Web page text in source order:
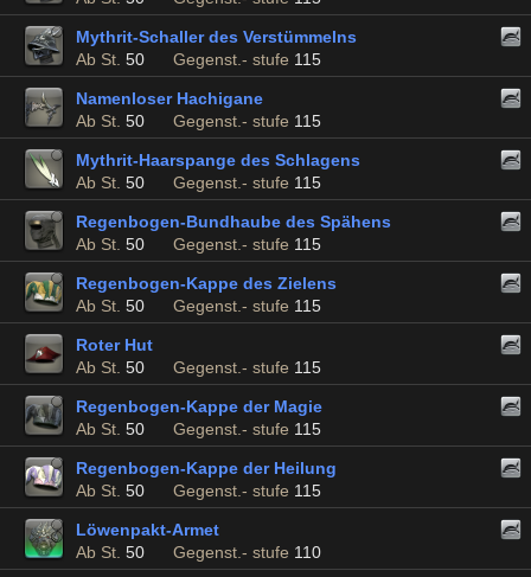
Mythrit-Schaller des Verstümmelns
Ab St. 50 Gegenst.- stufe 115
Namenloser Hachigane
Ab St. 50 Gegenst.- stufe 115
Mythrit-Haarspange des Schlagens
Ab St. 50 Gegenst.- stufe 115
Regenbogen-Bundhaube des Spähens
Ab St. 50 Gegenst.- stufe 115
Regenbogen-Kappe des Zielens
Ab St. 50 Gegenst.- stufe 115
Roter Hut
Ab St. 50 Gegenst.- stufe 115
Regenbogen-Kappe der Magie
Ab St. 50 Gegenst.- stufe 115
Regenbogen-Kappe der Heilung
Ab St. 50 Gegenst.- stufe 115
Löwenpakt-Armet
Ab St. 50 Gegenst.- stufe 110